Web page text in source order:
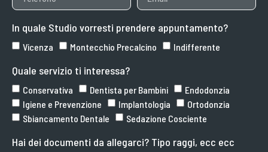
In quale Studio vorresti prendere appuntamento?
Vicenza Montecchio Precalcino Indifferente
Quale servizio ti interessa?
Conservativa Dentista per Bambini
Endodonzia
Igiene e Prevenzione
Implantologia
Ortodonzia
Sbiancamento Dentale
Sedazione Cosciente
Hai dei documenti da allegarci? Tipo raggi, ecc ecc